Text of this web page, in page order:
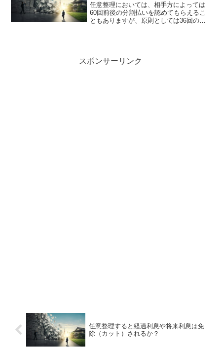
任意整理においては、相手方によっては
60回前後の分割払いを認めてもらえるこ
ともありますが、原則としては36回の分
スポンサーリンク
任意整理すると経過利息や将来利息は免
除（カット）されるか？